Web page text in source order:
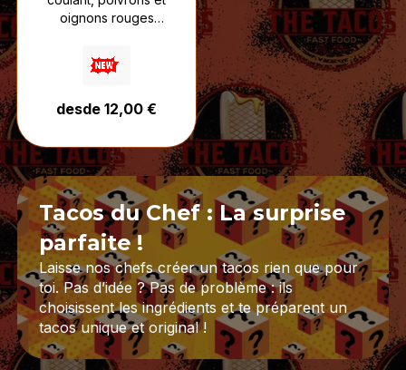
oignons rouges
accompagnés de sauce
fromagère et de votre
Un tacos inspiré des
relevé, fondant et plein
de caractère.
desde 12,00 €
Tacos du Chef : La surprise
parfaite !
Laisse nos chefs créer un tacos rien que pour
toi. Pas d’idée ? Pas de problème : ils
choisissent les ingrédients et te préparent un
tacos unique et original !